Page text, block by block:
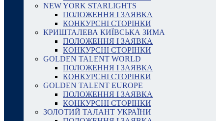
NEW YORK STARLIGHTS
ПОЛОЖЕННЯ І ЗАЯВКА
КОНКУРСНІ СТОРІНКИ
КРИШТАЛЕВА КИЇВСЬКА ЗИМА
ПОЛОЖЕННЯ І ЗАЯВКА
КОНКУРСНІ СТОРІНКИ
GOLDEN TALENT WORLD
ПОЛОЖЕННЯ І ЗАЯВКА
КОНКУРСНІ СТОРІНКИ
GOLDEN TALENT EUROPE
ПОЛОЖЕННЯ І ЗАЯВКА
КОНКУРСНІ СТОРІНКИ
ЗОЛОТИЙ ТАЛАНТ УКРАЇНИ